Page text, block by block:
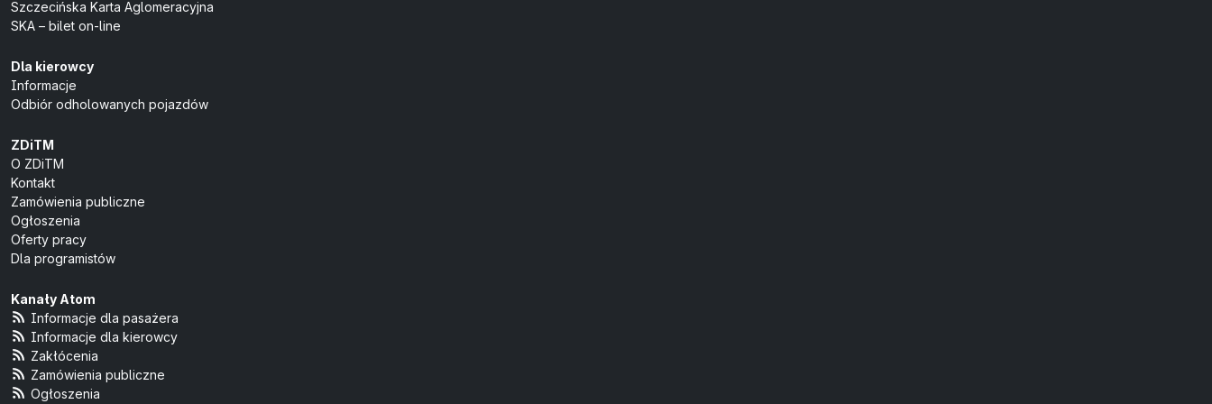
Szczecińska Karta Aglomeracyjna
SKA – bilet on-line
Dla kierowcy
Informacje
Odbiór odholowanych pojazdów
ZDiTM
O ZDiTM
Kontakt
Zamówienia publiczne
Ogłoszenia
Oferty pracy
Dla programistów
Kanały Atom
Informacje dla pasażera
Informacje dla kierowcy
Zakłócenia
Zamówienia publiczne
Ogłoszenia